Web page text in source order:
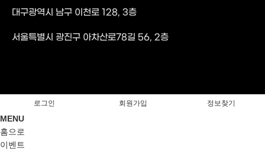
대구광역시 남구 이천로 128, 3층
서울특별시 광진구 아차산로78길 56, 2층
로그인 회원가입 정보찾기
MENU
홈으로
이벤트